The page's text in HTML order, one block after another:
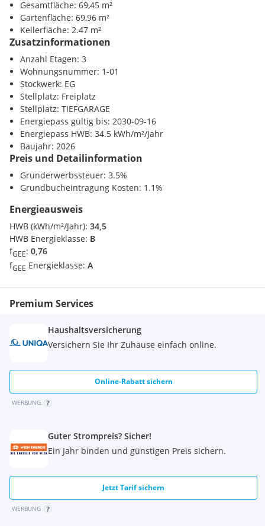
- Provisionsfrei! Alle Eigentumsobjekte werden ohne Provision
(3,6% inkl. MwSt.) angeboten!
Renderings: Symbolbilder (c) HOT Architektur ZT GmbH
Wir weisen darauf hin, dass zwischen dem Vermittler und
dem zu vermittelnden Dritten ein familiäres oder
wirtschaftliches Naheverhältnis besteht.
Der Vermittler ist als Doppelmakler tätig.
U-Bahn <1525m
Bahnhof <550m
Autobahnanschluss <475m
Sonstige
Bank <975m
Post <1200m
Polizei <950m
Gesamtfläche: 69,45 m²
Gartenfläche: 69,96 m²
Kellerfläche: 2.47 m²
Zusatzinformationen
Anzahl Etagen: 3
Wohnungsnummer: 1-01
Stockwerk: EG
Stellplatz: Freiplatz
Stellplatz: TIEFGARAGE
Energiepass gültig bis: 2030-09-16
Energiepass HWB: 34.5 kWh/m²/Jahr
Baujahr: 2026
Preis und Detailinformation
Grunderwerbssteuer: 3.5%
Grundbucheintragung Kosten: 1.1%
Energieausweis
HWB (kWh/m²/Jahr): 34,5
HWB Energieklasse: B
fGEE: 0,76
fGEE Energieklasse: A
Premium Services
Haushaltsversicherung
Versichern Sie Ihr Zuhause einfach online.
Online-Rabatt sichern
WERBUNG
Guter Strompreis? Sicher!
Ein Jahr binden und günstigen Preis sichern.
Jetzt Tarif sichern
WERBUNG